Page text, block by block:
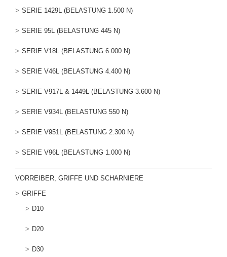
SERIE 1429L (BELASTUNG 1.500 N)
SERIE 95L (BELASTUNG 445 N)
SERIE V18L (BELASTUNG 6.000 N)
SERIE V46L (BELASTUNG 4.400 N)
SERIE V917L & 1449L (BELASTUNG 3.600 N)
SERIE V934L (BELASTUNG 550 N)
SERIE V951L (BELASTUNG 2.300 N)
SERIE V96L (BELASTUNG 1.000 N)
VORREIBER, GRIFFE UND SCHARNIERE
GRIFFE
D10
D20
D30